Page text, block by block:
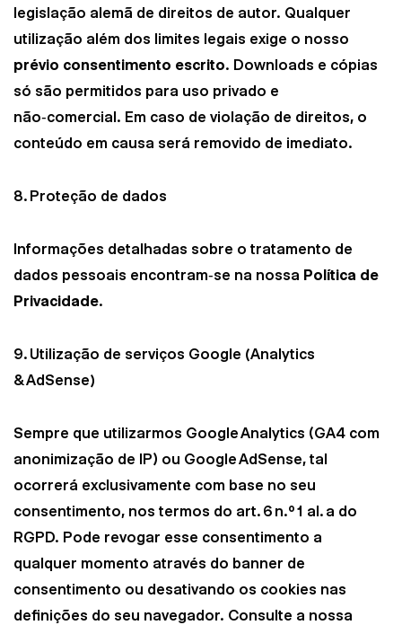
legislação alemã de direitos de autor. Qualquer
utilização além dos limites legais exige o nosso
prévio consentimento escrito. Downloads e cópias
só são permitidos para uso privado e
não‑comercial. Em caso de violação de direitos, o
conteúdo em causa será removido de imediato.
8. Proteção de dados
Informações detalhadas sobre o tratamento de
dados pessoais encontram‑se na nossa Política de
Privacidade.
9. Utilização de serviços Google (Analytics
& AdSense)
Sempre que utilizarmos Google Analytics (GA4 com
anonimização de IP) ou Google AdSense, tal
ocorrerá exclusivamente com base no seu
consentimento, nos termos do art. 6 n.º 1 al. a do
RGPD. Pode revogar esse consentimento a
qualquer momento através do banner de
consentimento ou desativando os cookies nas
definições do seu navegador. Consulte a nossa